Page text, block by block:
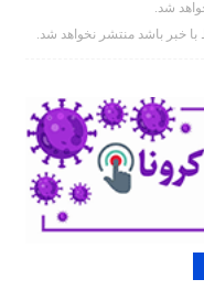
شد.
با خبر باشد منتشر نخواهد شد.